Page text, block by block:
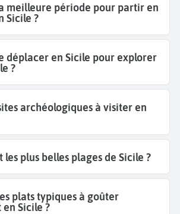
meilleure période pour partir en
Sicile ?
déplacer en Sicile pour explorer
?
archéologiques à visiter en
les plus belles plages de Sicile ?
plats typiques à goûter
Sicile ?